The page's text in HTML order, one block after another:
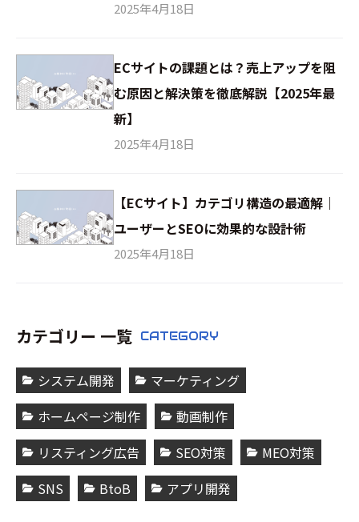
2025年4月18日
ECサイトの課題とは？売上アップを阻
む原因と解決策を徹底解説【2025年最
新】
2025年4月18日
【ECサイト】カテゴリ構造の最適解｜
ユーザーとSEOに効果的な設計術
2025年4月18日
カテゴリー 一覧 CATEGORY
システム開発
マーケティング
ホームページ制作
動画制作
リスティング広告
SEO対策
MEO対策
SNS
BtoB アプリ開発